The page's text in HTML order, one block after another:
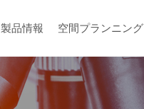
製品情報 空間プランニング